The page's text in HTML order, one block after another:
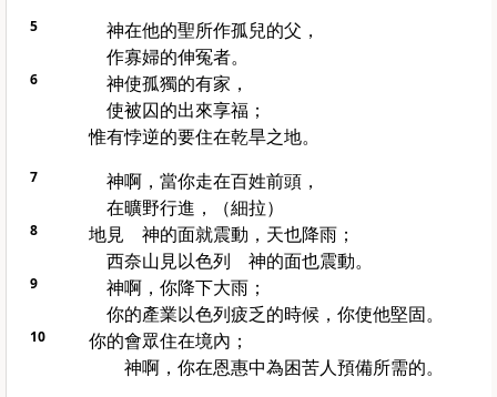
5
神在他的聖所作孤兒的父，
作寡婦的伸冤者。
6
神使孤獨的有家，
使被囚的出來享福；
惟有悖逆的要住在乾旱之地。
7
神啊，當你走在百姓前頭，
在曠野行進，（細拉）
8
地見 神的面就震動，天也降雨；
西奈山見以色列 神的面也震動。
9
神啊，你降下大雨；
你的產業以色列疲乏的時候，你使他堅固。
10
你的會眾住在境內；
神啊，你在恩惠中為困苦人預備所需的。